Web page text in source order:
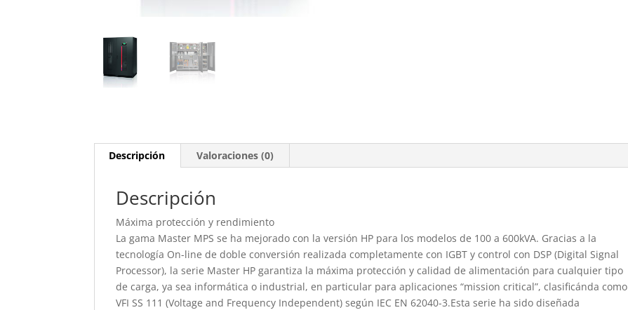
Descripción Valoraciones (0)
Descripción
Máxima protección y rendimiento
La gama Master MPS se ha mejorado con la versión HP para los modelos de 100 a 600kVA. Gracias a la
tecnología On-line de doble conversión realizada completamente con IGBT y control con DSP (Digital Signal
Processor), la serie Master HP garantiza la máxima protección y calidad de alimentación para cualquier tipo
de carga, ya sea informática o industrial, en particular para aplicaciones “mission critical”, clasificánda como
VFI SS 111 (Voltage and Frequency Independent) según IEC EN 62040-3.Esta serie ha sido diseñada